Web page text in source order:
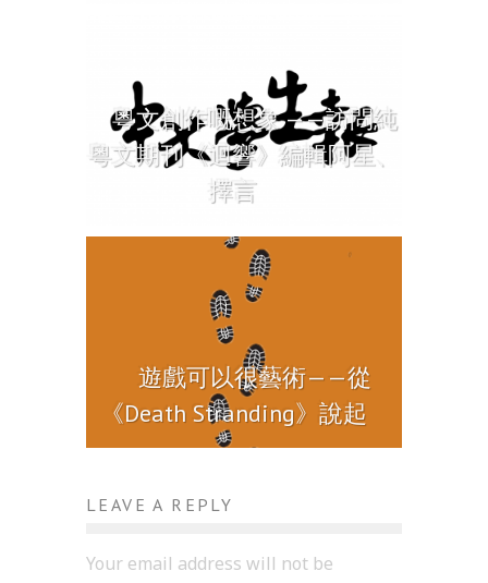
粵文創作嘅想象 ——訪問純
粵文期刊《迴響》編輯阿星、
擇言
遊戲可以很藝術——從
《Death Stranding》說起
LEAVE A REPLY
Your email address will not be